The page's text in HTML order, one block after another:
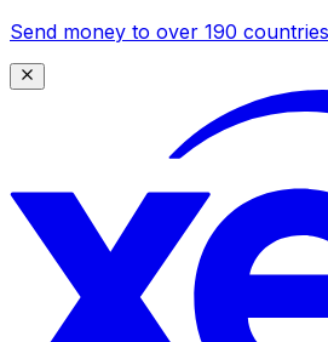
Send money to over 190